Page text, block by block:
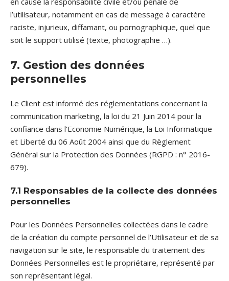
l’utilisateur, notamment en cas de message à caractère
raciste, injurieux, diffamant, ou pornographique, quel que
soit le support utilisé (texte, photographie …).
7. Gestion des données
personnelles
Le Client est informé des réglementations concernant la
communication marketing, la loi du 21 Juin 2014 pour la
confiance dans l’Economie Numérique, la Loi Informatique
et Liberté du 06 Août 2004 ainsi que du Règlement
Général sur la Protection des Données (RGPD : n° 2016-
679).
7.1 Responsables de la collecte des données
personnelles
Pour les Données Personnelles collectées dans le cadre
de la création du compte personnel de l’Utilisateur et de sa
navigation sur le site, le responsable du traitement des
Données Personnelles est le propriétaire, représenté par
son représentant légal.